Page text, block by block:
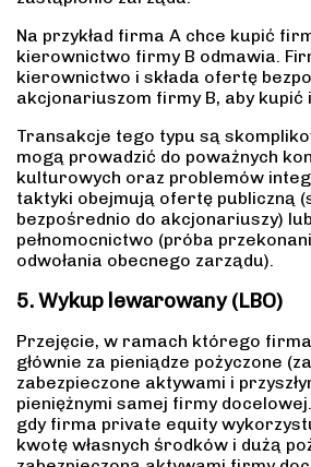
Na przykład firma A chce kupić
kierownictwo firmy B odmawia.
kierownictwo i składa ofertę
akcjonariuszom firmy B, aby kupić
Transakcje tego typu są
mogą prowadzić do poważnych
kulturowych oraz problemów
taktyki obejmują ofertę publiczną
bezpośrednio do akcjonariuszy)
pełnomocnictwo (próba
odwołania obecnego zarządu).
5. Wykup lewarowany (LBO)
Przejęcie, w ramach którego
głównie za pieniądze pożyczone
zabezpieczone aktywami i
pieniężnymi samej firmy
gdy firma private equity
kwotę własnych środków i dużą